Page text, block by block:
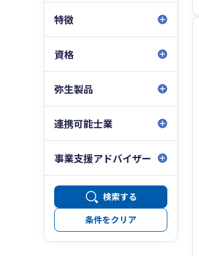
特徴
資格
弥生製品
連携可能士業
事業支援アドバイザー
検索する
条件をクリア